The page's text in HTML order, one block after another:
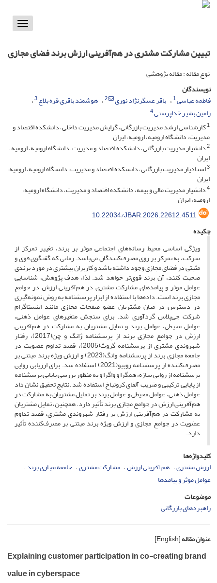
Toggle
تبیین مشارکت مشتری در هم‌آفرینی ارزش برند فضای مجازی
نوع مقاله : مقاله پژوهشی
نویسندگان
فاطمه عباسی1 باقر عسگرنژاد نوری 2 هوشمند باقری قره بلاغ3
رامین بشیر خداپرستی4
1کارشناسی ارشد مدیریت بازرگانی، گرایش مدیریت داخلی، دانشکده اقتصاد و
مدیریت، دانشگاه ارومیه، ارومیه، ایران
2دانشیار مدیریت بازرگانی، دانشکده اقتصاد و مدیریت، دانشگاه ارومیه، ارومیه،
ایران
3استادیار مدیریت بازرگانی، دانشکده اقتصاد و مدیریت، دانشگاه ارومیه، ارومیه،
ایران
4دانشیار مدیریت مالی و بیمه، دانشکده اقتصاد و مدیریت، دانشگاه ارومیه،
ارومیه، ایران
10.22034/JBAR.2026.22612.4511
چکیده
ویژگی اساسی محیط رسانه­‌های اجتماعی موثر بر برند، تغییر تمرکز از
شرکت، به تمرکز بر روی مصرف­‌کنندگان می‌باشد. زمانی که گفتگوی قوی و
مثبتی در فضای مجازی وجود داشته باشد و کاربران بیشتری در مورد برندی
صحبت کنند، آن برند قوی­‌تر خواهد شد. لذا، هدف پژوهش، شناسایی
عوامل موثر و پیامدهای مشارکت مشتری در هم‌­آفرینی ارزش در جوامع
مجازی برند است. داده‌ها با استفاده از ابزار پرسشنامه به روش نمونه­‌گیری
در دسترس در میان مشتریان عضو صفحات مجازی مانند اینستاگرام
شرکت جی‌پلاس گردآوری شد. برای سنجش متغیرهای عوامل ذهنی،
عوامل محیطی، عوامل برند و تمایل مشتریان به مشارکت در هم‌آفرینی
ارزش در جوامع مجازی برند از پرسش­نامه ژانگ و چن(2017)، رفتار
شهروندی مشتری از پرسش­نامه گروث(2005)، قصد تداوم عضویت در
جامعه مجازی برند از پرسش­نامه وانگ(2023) و ارزش ویژه برند مبتنی بر
مصرف‌کننده از پرسش­نامه روبیو(2021) استفاده شد. برای ارزیابی روایی
پرسشنامه از روایی سازه، همگرا و واگرا و به منظور بررسی پایایی پرسشنامه
از پایایی ترکیبی و ضریب آلفای کرونباخ استفاده شد .نتایج تحقیق نشان داد
عوامل ذهنی، عوامل محیطی و عوامل برند بر تمایل مشتریان به مشارکت در
هم‌آفرینی ارزش در جوامع مجازی برند تأثیر دارد. همچنین، تمایل مشتریان
به مشارکت در هم‌آفرینی ارزش بر رفتار شهروندی مشتری، قصد تداوم
عضویت در جوامع مجازی و ارزش ویژه برند مبتنی بر مصرف‌کننده تأثیر
دارد.
کلیدواژه‌ها
ارزش مشتری هم آفرینی ارزش مشارکت مشتری جامعه مجازی برند
عوامل موثر و پیامدها
موضوعات
راهبردهای بازرگانی
عنوان مقاله[English]
Explaining customer participation in co-creating brand
value in cyberspace